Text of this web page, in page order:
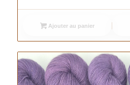
Ajouter au panier